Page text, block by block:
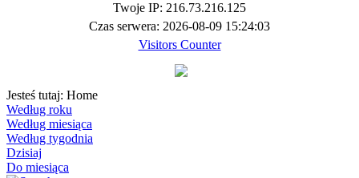
Twoje IP: 216.73.216.125
Czas serwera: 2026-08-09 15:24:03
Visitors Counter
Jesteś tutaj: Home
Według roku
Według miesiąca
Według tygodnia
Dzisiaj
Do miesiąca